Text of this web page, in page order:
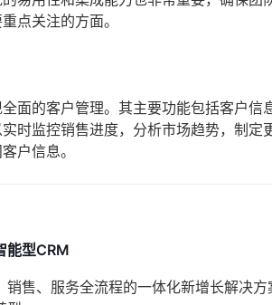
点关注的方面。
面的客户管理。其主要功能包括客户
时监控销售进度，分析市场趋势，制
户信息。
能型CRM
销售、服务全流程的一体化新增长解决方